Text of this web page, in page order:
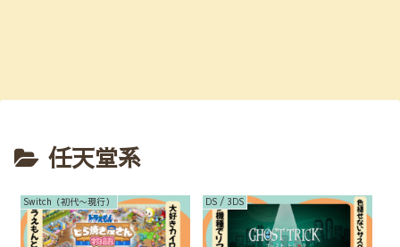
任天堂系
Switch（初代〜現行） DS / 3DS